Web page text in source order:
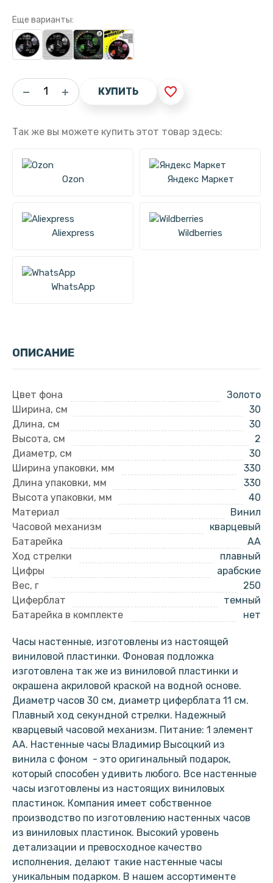
Еще варианты:
КУПИТЬ favorite_border
Так же вы можете купить этот товар здесь:
Ozon Яндекс Маркет
Aliexpress Wildberries
WhatsApp
ОПИСАНИЕ
Цвет фона
Золото
Ширина, см
30
Длина, см
30
Высота, см
2
Диаметр, см
30
Ширина упаковки, мм
330
Длина упаковки, мм
330
Высота упаковки, мм
40
Материал
Винил
Часовой механизм
кварцевый
Батарейка
AA
Ход стрелки
плавный
Цифры
арабские
Вес, г
250
Циферблат
темный
Батарейка в комплекте
нет
Часы настенные, изготовлены из настоящей
виниловой пластинки. Фоновая подложка
изготовлена так же из виниловой пластинки и
окрашена акриловой краской на водной основе.
Диаметр часов 30 см, диаметр циферблата 11 см.
Плавный ход секундной стрелки. Надежный
кварцевый часовой механизм. Питание: 1 элемент
АА. Настенные часы Владимир Высоцкий из
винила с фоном - это оригинальный подарок,
который способен удивить любого. Все настенные
часы изготовлены из настоящих виниловых
пластинок. Компания имеет собственное
производство по изготовлению настенных часов
из виниловых пластинок. Высокий уровень
детализации и превосходное качество
исполнения, делают такие настенные часы
уникальным подарком. В нашем ассортименте